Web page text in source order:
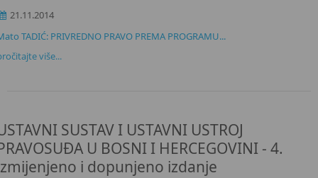
21.11.2014
TADIĆ: PRIVREDNO PRAVO PREMA PROGRAMU...
više...
SUSTAV I USTAVNI USTROJ
U BOSNI I HERCEGOVINI - 4.
i dopunjeno izdanje